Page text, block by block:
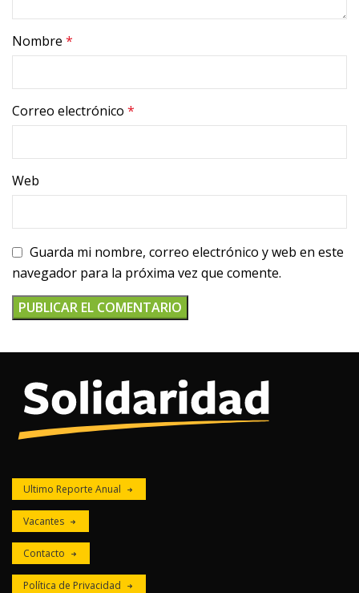
Nombre *
Correo electrónico *
Web
Guarda mi nombre, correo electrónico y web en este
navegador para la próxima vez que comente.
Ultimo Reporte Anual
Vacantes
Contacto
Política de Privacidad